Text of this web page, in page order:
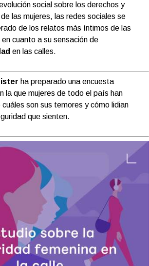
social sobre los derechos y
las mujeres, las redes sociales se
de los relatos más íntimos de las
cuanto a su sensación de
en las calles.
ha preparado una encuesta
la que mujeres de todo el país han
son sus temores y cómo lidian
que sienten.